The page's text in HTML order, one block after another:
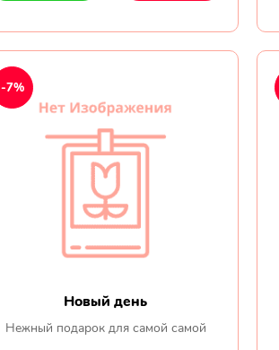
Новый день
Нежный подарок для самой самой
-7%